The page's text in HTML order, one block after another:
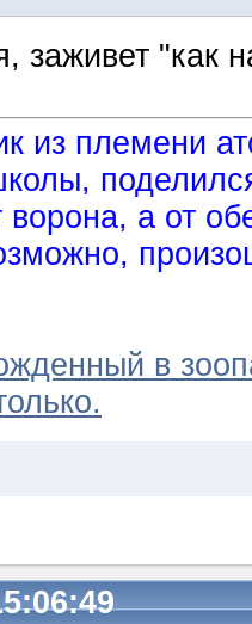
заживет "как
из племени
а от
в